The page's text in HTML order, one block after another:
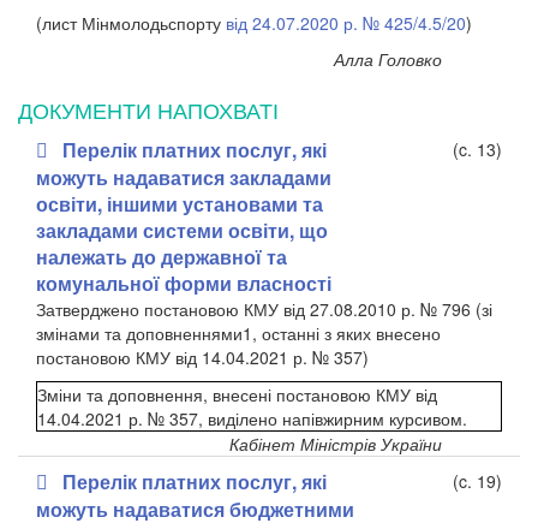
(лист Мінмолодьспорту від 24.07.2020 р. № 425/4.5/20)
Алла Головко
ДОКУМЕНТИ НАПОХВАТІ
Перелік платних послуг, які
можуть надаватися закладами
освіти, іншими установами та
закладами системи освіти, що
належать до державної та
комунальної форми власності
(c. 13)
Затверджено постановою КМУ від 27.08.2010 р. № 796 (зі
змінами та доповненнями1 , останні з яких внесено
постановою КМУ від 14.04.2021 р. № 357)
Зміни та доповнення, внесені постановою КМУ від
14.04.2021 р. № 357, виділено напівжирним курсивом.
Кабінет Міністрів України
Перелік платних послуг, які
можуть надаватися бюджетними
(c. 19)